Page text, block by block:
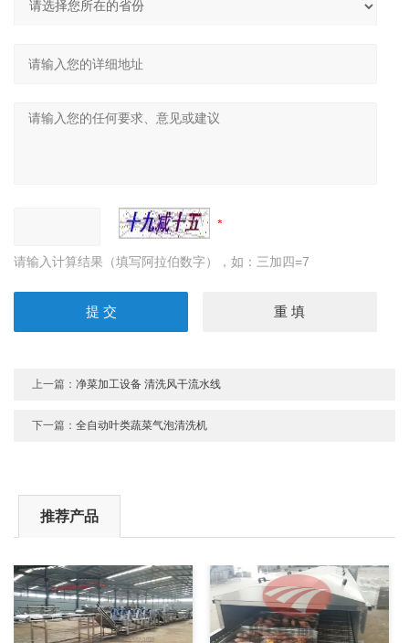
请输入计算结果（填写阿拉伯数字），如：三加四=7
上一篇：净菜加工设备 清洗风干流水线
下一篇：全自动叶类蔬菜气泡清洗机
推荐产品